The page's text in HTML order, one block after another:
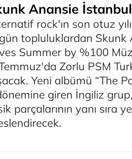
Anansie
rock'ın son otuz
topluluklardan Skunk
Summer by %100
Zorlu PSM
Yeni albümü “The
giren İngiliz
parçalarının yanı sıra